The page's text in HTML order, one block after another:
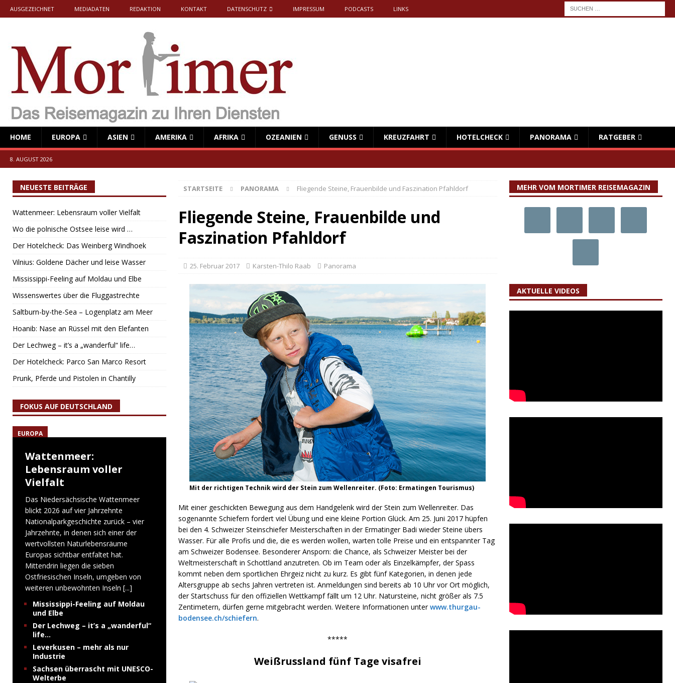
AUSGEZEICHNET MEDIADATEN REDAKTION KONTAKT DATENSCHUTZ IMPRESSUM PODCASTS LINKS
HOME EUROPA ASIEN AMERIKA AFRIKA OZEANIEN GENUSS KREUZFAHRT HOTELCHECK PANORAMA RATGEBER
8. AUGUST 2026
STARTSEITE PANORAMA Fliegende Steine, Frauenbilde und Faszination Pfahldorf
Fliegende Steine, Frauenbilde und
Faszination Pfahldorf
25. Februar 2017 Karsten-Thilo Raab Panorama
Mit der richtigen Technik wird der Stein zum Wellenreiter. (Foto: Ermatingen Tourismus)
Mit einer geschickten Bewegung aus dem Handgelenk wird der Stein zum Wellenreiter. Das
sogenannte Schiefern fordert viel Übung und eine kleine Portion Glück. Am 25. Juni 2017 hüpfen
bei den 4. Schweizer Steinschiefer Meisterschaften in der Ermatinger Badi wieder Steine übers
Wasser. Für alle Profis und die, die es werden wollen, warten tolle Preise und ein entspannter Tag
am Schweizer Bodensee. Besonderer Ansporn: die Chance, als Schweizer Meister bei der
Weltmeisterschaft in Schottland anzutreten. Ob im Team oder als Einzelkämpfer, der Spass
kommt neben dem sportlichen Ehrgeiz nicht zu kurz. Es gibt fünf Kategorien, in denen jede
Altersgruppe ab sechs Jahren vertreten ist. Anmeldungen sind bereits ab 10 Uhr vor Ort möglich,
der Startschuss für den offiziellen Wettkampf fällt um 12 Uhr. Natursteine, nicht größer als 7.5
Zentimetern, dürfen gerne mitgebracht werden. Weitere Informationen unterwww.thurgau-
bodensee.ch/schiefern.
*****
Weißrussland fünf Tage visafrei
NEUESTE BEITRÄGE
Wattenmeer: Lebensraum voller Vielfalt
Wo die polnische Ostsee leise wird …
Der Hotelcheck: Das Weinberg Windhoek
Vilnius: Goldene Dächer und leise Wasser
Mississippi-Feeling auf Moldau und Elbe
Wissenswertes über die Fluggastrechte
Saltburn-by-the-Sea – Logenplatz am Meer
Hoanib: Nase an Rüssel mit den Elefanten
Der Lechweg – it’s a „wanderful“ life…
Der Hotelcheck: Parco San Marco Resort
Prunk, Pferde und Pistolen in Chantilly
FOKUS AUF DEUTSCHLAND
EUROPA
Wattenmeer:
Lebensraum voller
Vielfalt
Das Niedersächsische Wattenmeer
blickt 2026 auf vier Jahrzehnte
Nationalparkgeschichte zurück – vier
Jahrzehnte, in denen sich einer der
wertvollsten Naturlebensräume
Europas sichtbar entfaltet hat.
Mittendrin liegen die sieben
Ostfriesischen Inseln, umgeben von
weiteren unbewohnten Inseln [...]
Mississippi-Feeling auf Moldau
und Elbe
Der Lechweg – it’s a „wanderful“
life…
Leverkusen – mehr als nur
Industrie
Sachsen überrascht mit UNESCO-
Welterbe
MEHR VOM MORTIMER REISEMAGAZIN
AKTUELLE VIDEOS